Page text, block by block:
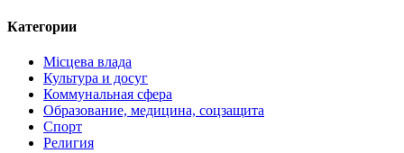
Категории
Місцева влада
Культура и досуг
Коммунальная сфера
Образование, медицина, соцзащита
Спорт
Религия